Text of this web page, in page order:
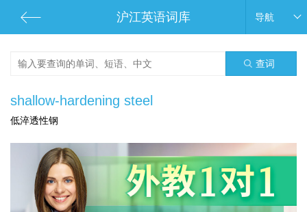
沪江英语词库 导航
查词
shallow-hardening steel
低淬透性钢